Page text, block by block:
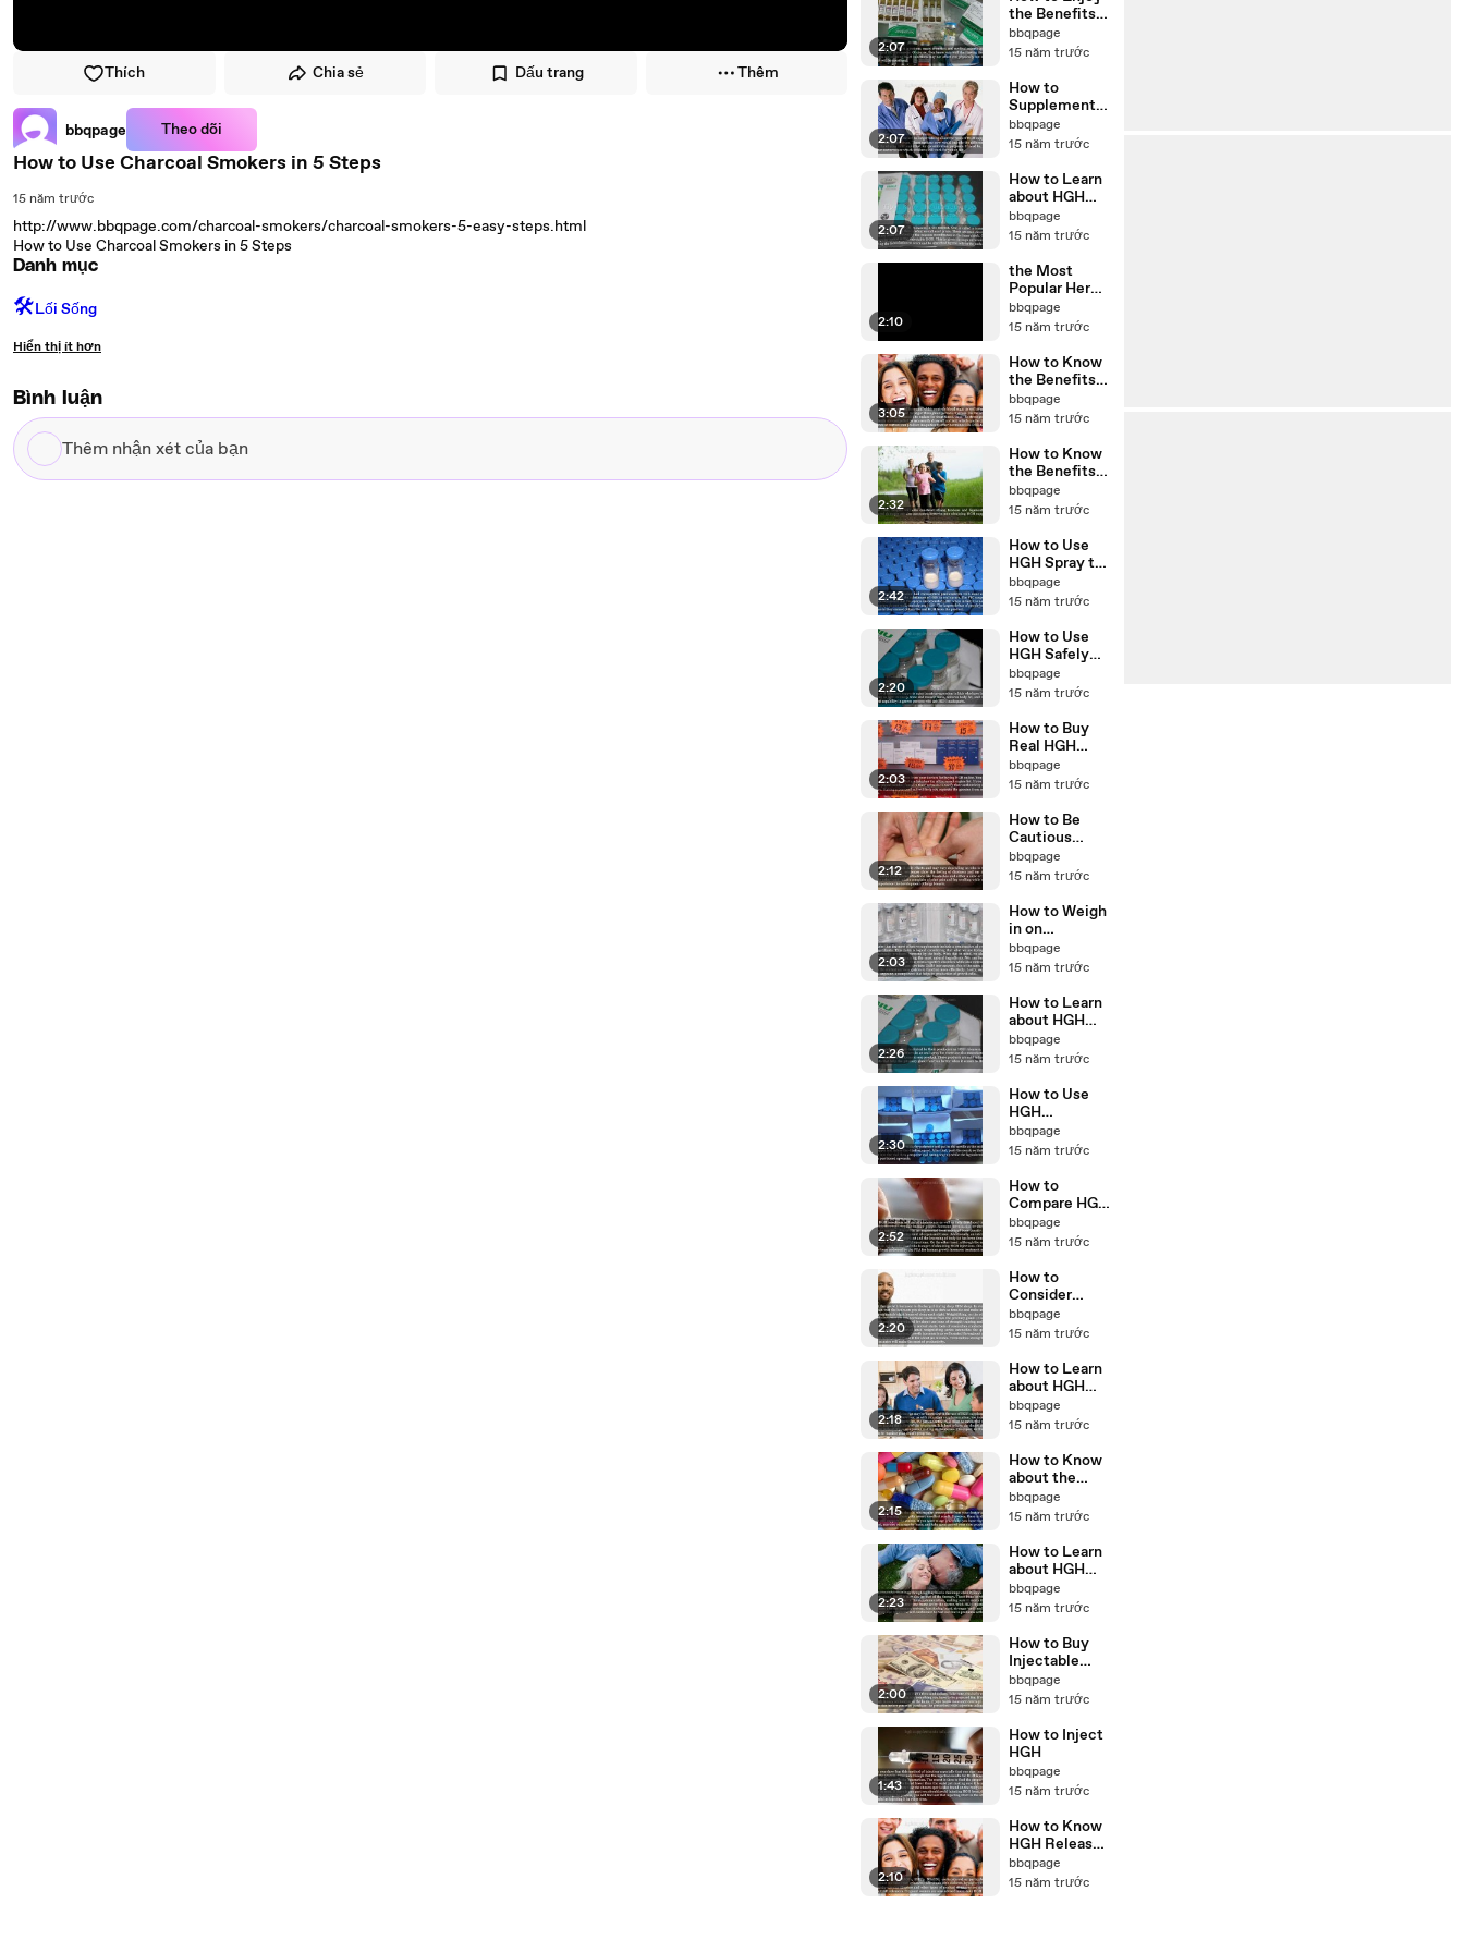
Thích Chia sẻ Dấu trang Thêm
bbqpage Theo dõi
How to Use Charcoal Smokers in 5 Steps
15 năm trước
http://www.bbqpage.com/charcoal-smokers/charcoal-smokers-5-easy-steps.html
How to Use Charcoal Smokers in 5 Steps
Danh mục
🛠️Lối Sống
Hiển thị ít hơn
Bình luận
Thêm
nhận
2:07
the Benefits
of HGH
Releasers
bbqpage
15 năm trước
2:07
How to
Supplement
Your Youth
with HGH
bbqpage
15 năm trước
2:07
How to Learn
about HGH
Releasers
bbqpage
15 năm trước
2:10
the Most
Popular Herbs
as HGH
Releasers
bbqpage
15 năm trước
3:05
How to Know
the Benefits
of HGH
Supplements
Fatigue
bbqpage
15 năm trước
2:32
How to Know
the Benefits
of HGH
Supplements
bbqpage
15 năm trước
2:42
How to Use
HGH Spray to
Your
Advantage
bbqpage
15 năm trước
2:20
How to Use
HGH Safely
and Make
Sure it Will
bbqpage
15 năm trước
2:03
How to Buy
Real HGH
Supplements
Online
bbqpage
15 năm trước
2:12
How to Be
Cautious
about Safety
of HGH
bbqpage
15 năm trước
2:03
How to Weigh
in on
Effective
HGH
bbqpage
15 năm trước
2:26
How to Learn
about HGH
Supplements
bbqpage
15 năm trước
2:30
How to Use
HGH
Injections
bbqpage
15 năm trước
2:52
How to
Compare HGH
Pills and
Injections
bbqpage
15 năm trước
2:20
How to
Consider
Alternatives
to Injectable
bbqpage
15 năm trước
2:18
How to Learn
about HGH
Injections in
Children
bbqpage
15 năm trước
2:15
How to Know
about the
Facts of
Injectable
bbqpage
15 năm trước
2:23
How to Learn
about HGH
Injections
bbqpage
15 năm trước
2:00
How to Buy
Injectable
HGH Online
and Make
Work
bbqpage
15 năm trước
1:43
How to Inject
HGH
bbqpage
15 năm trước
2:10
How to Know
HGH Releaser
Side Effects
bbqpage
15 năm trước